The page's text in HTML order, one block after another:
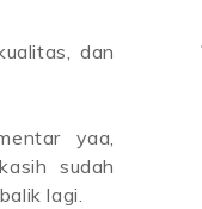
dan
yaa,
sudah
lagi.